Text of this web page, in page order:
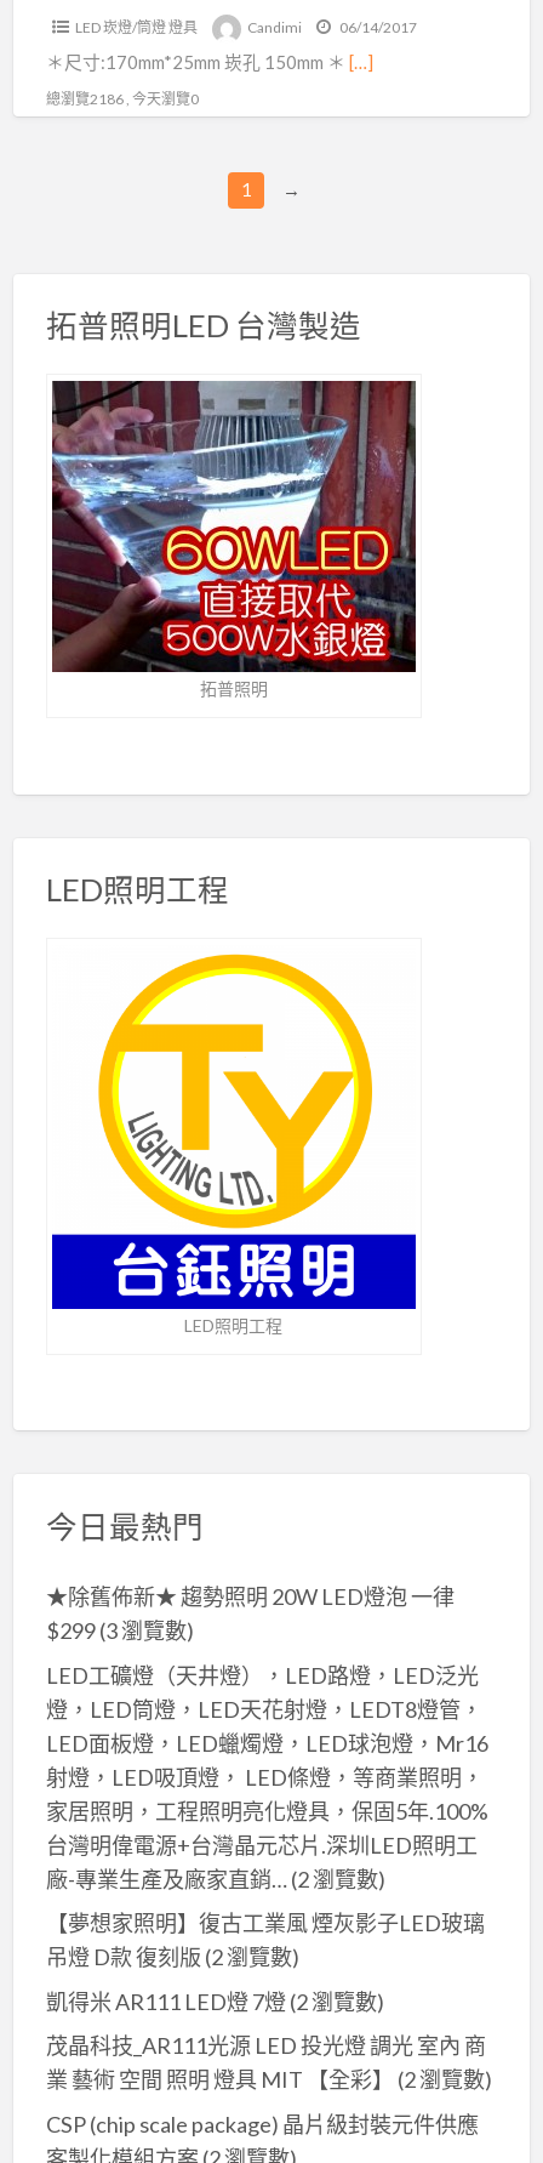
LED 崁燈/筒燈 燈具 Candimi 06/14/2017
＊尺寸:170mm*25mm 崁孔 150mm ＊ […]
總瀏覽2186 , 今天瀏覽0
1 →
拓普照明LED 台灣製造
拓普照明
LED照明工程
LED照明工程
今日最熱門
★除舊佈新★ 趨勢照明 20W LED燈泡 一律
$299(3 瀏覽數)
LED工礦燈（天井燈），LED路燈，LED泛光
燈，LED筒燈，LED天花射燈，LEDT8燈管，
LED面板燈，LED蠟燭燈，LED球泡燈，Mr16
射燈，LED吸頂燈， LED條燈，等商業照明，
家居照明，工程照明亮化燈具，保固5年.100%
台灣明偉電源+台灣晶元芯片.深圳LED照明工
廠-專業生產及廠家直銷…(2 瀏覽數)
【夢想家照明】復古工業風 煙灰影子LED玻璃
吊燈 D款 復刻版 (2 瀏覽數)
凱得米 AR111 LED燈 7燈(2 瀏覽數)
茂晶科技_AR111光源 LED 投光燈 調光 室內 商
業 藝術 空間 照明 燈具 MIT 【全彩】
(2 瀏覽數)
CSP (chip scale package) 晶片級封裝元件供應